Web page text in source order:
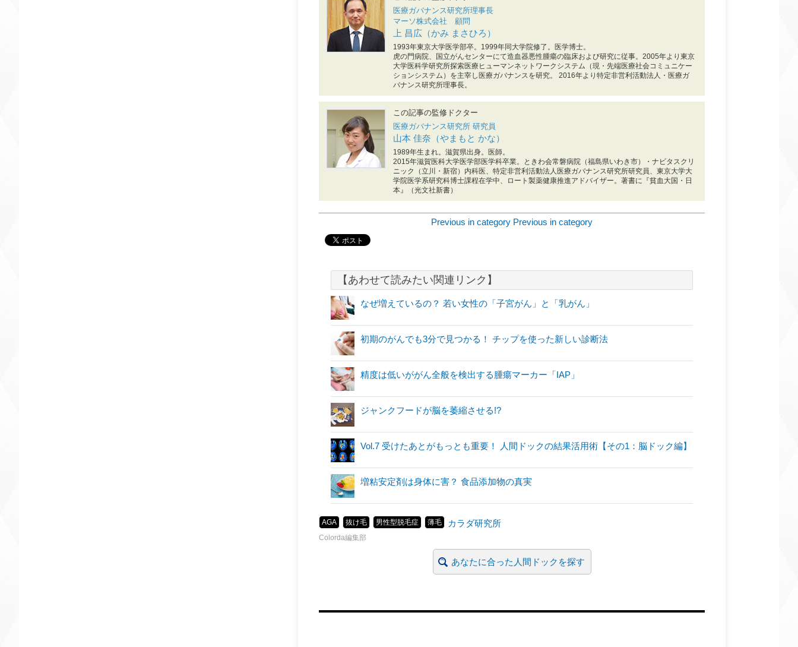
医療ガバナンス研究所理事長
マーソ株式会社 顧問
上 昌広（かみ まさひろ）
1993年東京大学医学部卒。1999年同大学院修了。医学博士。
虎の門病院、国立がんセンターにて造血器悪性腫瘍の臨床および研究に従事。2005年より東京
大学医科学研究所探索医療ヒューマンネットワークシステム（現・先端医療社会コミュニケー
ションシステム）を主宰し医療ガバナンスを研究。 2016年より特定非営利活動法人・医療ガ
バナンス研究所理事長。
この記事の監修ドクター
医療ガバナンス研究所 研究員
山本 佳奈（やまもと かな）
1989年生まれ。滋賀県出身。医師。
2015年滋賀医科大学医学部医学科卒業。ときわ会常磐病院（福島県いわき市）・ナビタスクリ
ニック（立川・新宿）内科医、特定非営利活動法人医療ガバナンス研究所研究員、東京大学大
学院医学系研究科博士課程在学中、ロート製薬健康推進アドバイザー。著書に『貧血大国・日
本』（光文社新書）
Previous in category Previous in category
【あわせて読みたい関連リンク】
なぜ増えているの？ 若い女性の「子宮がん」と「乳がん」
初期のがんでも3分で見つかる！ チップを使った新しい診断法
精度は低いががん全般を検出する腫瘍マーカー「IAP」
ジャンクフードが脳を萎縮させる!?
Vol.7 受けたあとがもっとも重要！ 人間ドックの結果活用術【その1：脳ドック編】
増粘安定剤は身体に害？ 食品添加物の真実
AGA 抜け毛 男性型脱毛症 薄毛 カラダ研究所
Colorda編集部
あなたに合った人間ドックを探す